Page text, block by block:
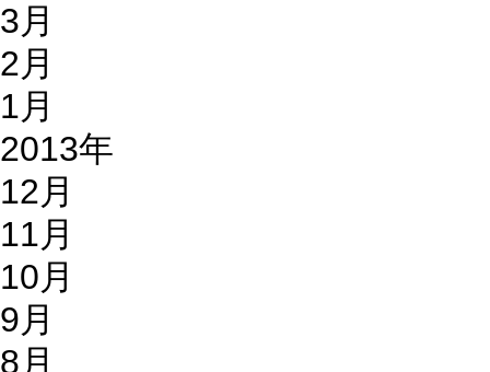
3月
2月
1月
2013年
12月
11月
10月
9月
8月